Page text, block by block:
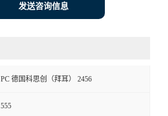
发送咨询信息
PC 德国科思创（拜耳） 2456
555